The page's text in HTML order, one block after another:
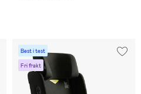
Best i test
Fri frakt